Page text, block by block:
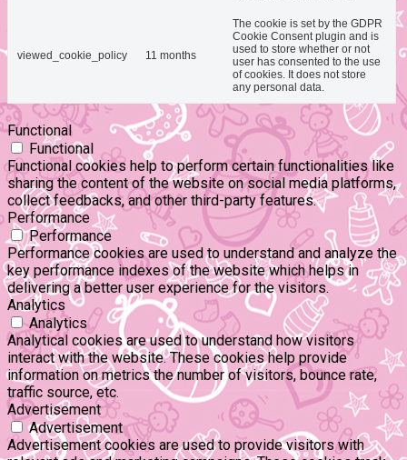
viewed_cookie_policy 11 months
The cookie is set by the GDPR
Cookie Consent plugin and is
used to store whether or not
user has consented to the use
of cookies. It does not store
any personal data.
Functional
Functional
Functional cookies help to perform certain functionalities like
sharing the content of the website on social media platforms,
collect feedbacks, and other third-party features.
Performance
Performance
Performance cookies are used to understand and analyze the
key performance indexes of the website which helps in
delivering a better user experience for the visitors.
Analytics
Analytics
Analytical cookies are used to understand how visitors
interact with the website. These cookies help provide
information on metrics the number of visitors, bounce rate,
traffic source, etc.
Advertisement
Advertisement
Advertisement cookies are used to provide visitors with